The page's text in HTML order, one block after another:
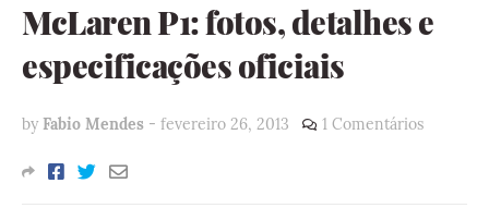
McLaren P1: fotos, detalhes e
especificações oficiais
by Fabio Mendes - fevereiro 26, 2013 1 Comentários